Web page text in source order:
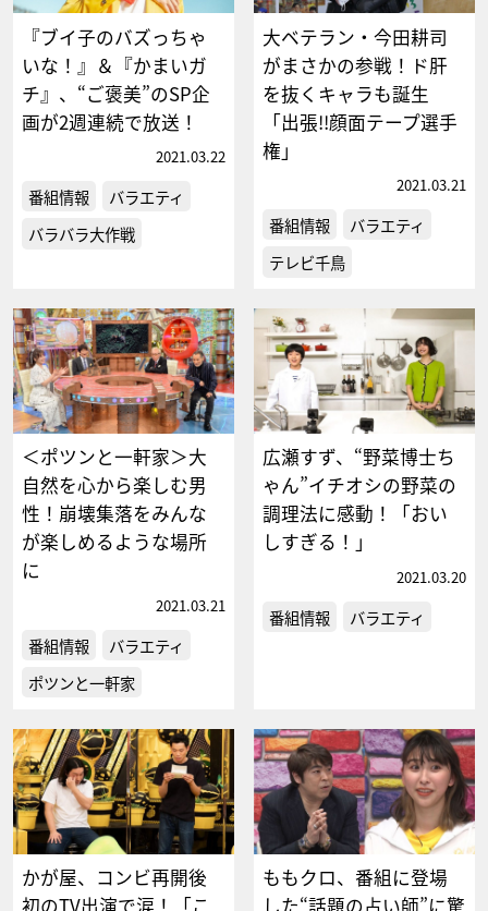
『ブイ子のバズっちゃ
いな！』＆『かまいガ
チ』、“ご褒美”のSP企
画が2週連続で放送！
2021.03.22
番組情報
バラエティ
バラバラ大作戦
大ベテラン・今田耕司
がまさかの参戦！ド肝
を抜くキャラも誕生
「出張!!顔面テープ選手
権」
2021.03.21
番組情報
バラエティ
テレビ千鳥
＜ポツンと一軒家＞大
自然を心から楽しむ男
性！崩壊集落をみんな
が楽しめるような場所
に
2021.03.21
番組情報
バラエティ
ポツンと一軒家
広瀬すず、“野菜博士ち
ゃん”イチオシの野菜の
調理法に感動！「おい
しすぎる！」
2021.03.20
番組情報 バラエティ
かが屋、コンビ再開後
初のTV出演で涙！「こ
ももクロ、番組に登場
した“話題の占い師”に驚